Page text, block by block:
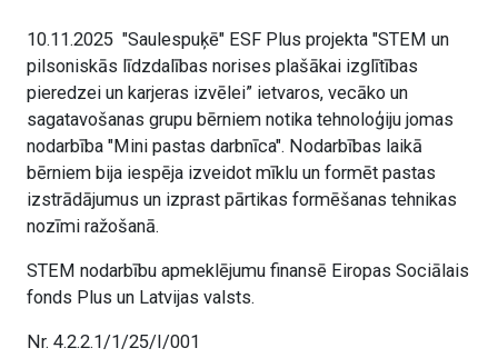
10.11.2025 "Saulespuķē" ESF Plus projekta "STEM un
pilsoniskās līdzdalības norises plašākai izglītības
pieredzei un karjeras izvēlei” ietvaros, vecāko un
sagatavošanas grupu bērniem notika tehnoloģiju jomas
nodarbība "Mini pastas darbnīca". Nodarbības laikā
bērniem bija iespēja izveidot mīklu un formēt pastas
izstrādājumus un izprast pārtikas formēšanas tehnikas
nozīmi ražošanā.
STEM nodarbību apmeklējumu finansē Eiropas Sociālais
fonds Plus un Latvijas valsts.
Nr. 4.2.2.1/1/25/I/001